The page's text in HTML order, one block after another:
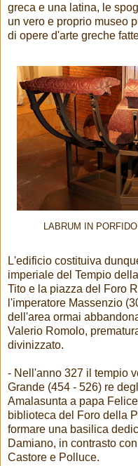
greca e una latina, le
un vero e proprio museo
di opere d'arte greche
LABRUM IN
L'edificio costituiva
imperiale del Tempio
Tito e la piazza del Foro
l'imperatore Massenzio
dell'area ormai
Valerio Romolo,
divinizzato.
- Nell'anno 327 il tempio
Grande (454 - 526) re
Amalasunta a papa
biblioteca del Foro della
formare una basilica
Damiano, in contrasto
Castore e Polluce.